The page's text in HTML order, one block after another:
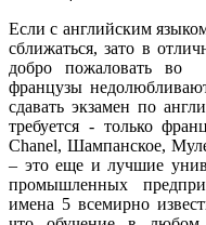
Если с английским
сближаться, зато в
добро пожаловать во
французы
сдавать экзамен по
требуется - только
Chanel, Шампанское,
– это еще и лучшие
промышленных
имена 5 всемирно